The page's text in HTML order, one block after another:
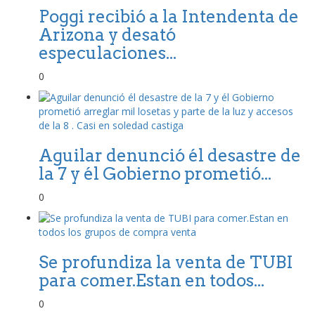
Poggi recibió a la Intendenta de
Arizona y desató
especulaciones...
0
Aguilar denunció él desastre de
la 7 y él Gobierno prometió...
0
Se profundiza la venta de TUBI
para comer.Estan en todos...
0